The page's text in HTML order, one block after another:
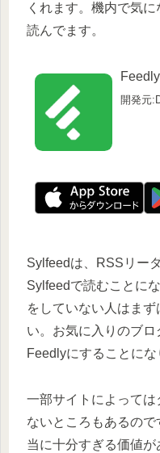
くれます。機内で気
読んでます。
開発元
Sylfeedは、RSSリー
Sylfeedで読むことに
をしていない人はま
い。お気に入りのブ
Feedlyにすることにな
一部サイトによって
ないところもあるの
当に十分すぎる価値